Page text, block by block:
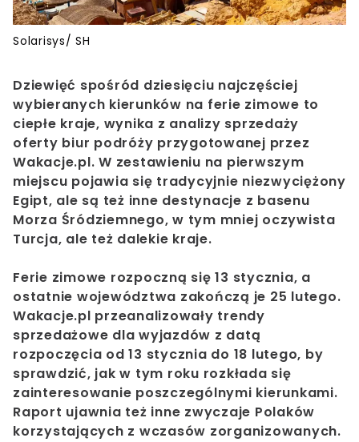
Solarisys/ SH
Dziewięć spośród dziesięciu najczęściej
wybieranych kierunków na ferie zimowe to
ciepłe kraje, wynika z analizy sprzedaży
oferty biur podróży przygotowanej przez
Wakacje.pl. W zestawieniu na pierwszym
miejscu pojawia się tradycyjnie niezwyciężony
Egipt, ale są też inne destynacje z basenu
Morza Śródziemnego, w tym mniej oczywista
Turcja, ale też dalekie kraje.
Ferie zimowe rozpoczną się 13 stycznia, a
ostatnie województwa zakończą je 25 lutego.
Wakacje.pl przeanalizowały trendy
sprzedażowe dla wyjazdów z datą
rozpoczęcia od 13 stycznia do 18 lutego, by
sprawdzić, jak w tym roku rozkłada się
zainteresowanie poszczególnymi kierunkami.
Raport ujawnia też inne zwyczaje Polaków
korzystających z wczasów zorganizowanych.